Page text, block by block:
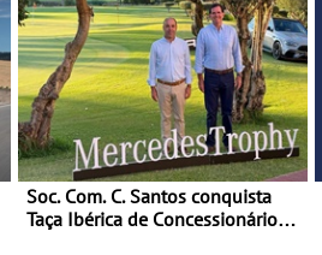
Soc. Com. C. Santos conquista
Taça Ibérica de Concessionários